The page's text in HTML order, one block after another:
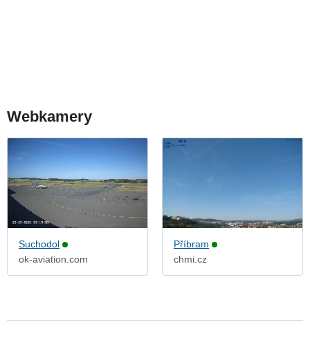
Webkamery
Suchodol
ok-aviation.com
Příbram
chmi.cz